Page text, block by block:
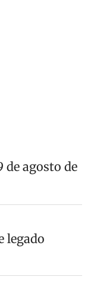
de agosto de
legado